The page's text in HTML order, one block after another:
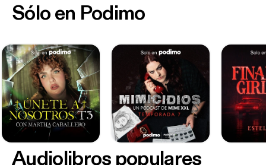
Sólo en Podimo
Audiolibros populares